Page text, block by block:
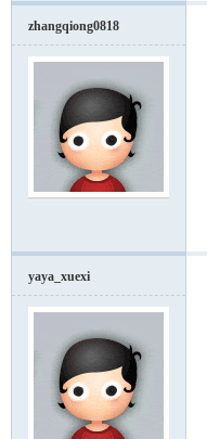
zhangqiong0818
yaya_xuexi